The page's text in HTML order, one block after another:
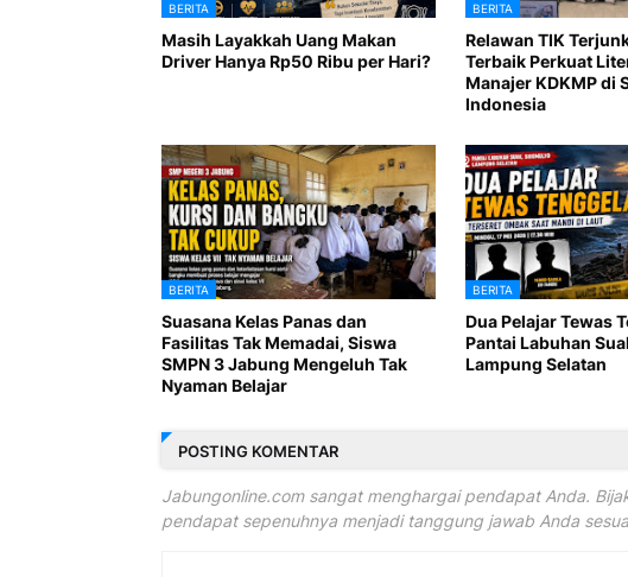
BERITA
Masih Layakkah Uang Makan
Driver Hanya Rp50 Ribu per Hari?
BERITA
Relawan TIK
Terbaik Perkuat
Manajer KDKMP di
Indonesia
BERITA
Suasana Kelas Panas dan
Fasilitas Tak Memadai, Siswa
SMPN 3 Jabung Mengeluh Tak
Nyaman Belajar
BERITA
Dua Pelajar Tewas
Pantai Labuhan
Lampung Selatan
POSTING KOMENTAR
Jabungonline.com sangat menghargai pendapat Anda.
pendapat sepenuhnya menjadi tanggung jawab Anda